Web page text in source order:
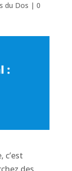
du Dos | 0
c’est